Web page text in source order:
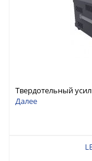
Твердотельный
Далее